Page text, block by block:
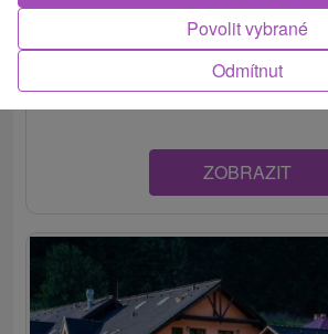
Chata na okraji obce Mlynky v krásnom
Slovenského raja, len 800 m od
ZOBRAZIT
Odmítnut
Povolit vybrané